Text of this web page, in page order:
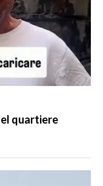
quartiere